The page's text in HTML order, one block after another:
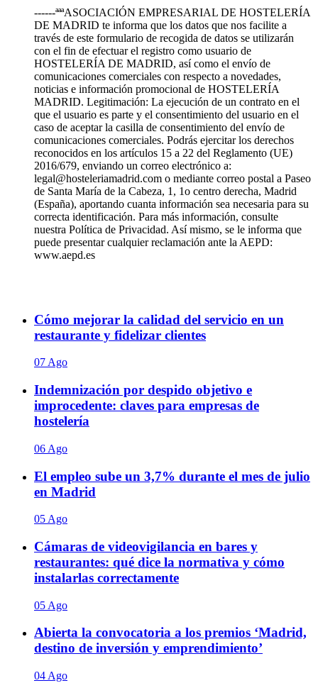
------ªªªASOCIACIÓN EMPRESARIAL DE HOSTELERÍA
DE MADRID te informa que los datos que nos facilite a
través de este formulario de recogida de datos se utilizarán
con el fin de efectuar el registro como usuario de
HOSTELERÍA DE MADRID, así como el envío de
comunicaciones comerciales con respecto a novedades,
noticias e información promocional de HOSTELERÍA
MADRID. Legitimación: La ejecución de un contrato en el
que el usuario es parte y el consentimiento del usuario en el
caso de aceptar la casilla de consentimiento del envío de
comunicaciones comerciales. Podrás ejercitar los derechos
reconocidos en los artículos 15 a 22 del Reglamento (UE)
2016/679, enviando un correo electrónico a:
legal@hosteleriamadrid.com o mediante correo postal a Paseo
de Santa María de la Cabeza, 1, 1o centro derecha, Madrid
(España), aportando cuanta información sea necesaria para su
correcta identificación. Para más información, consulte
nuestra Política de Privacidad. Así mismo, se le informa que
puede presentar cualquier reclamación ante la AEPD:
www.aepd.es
Cómo mejorar la calidad del servicio en un
restaurante y fidelizar clientes
07 Ago
Indemnización por despido objetivo e
improcedente: claves para empresas de
hostelería
06 Ago
El empleo sube un 3,7% durante el mes de julio
en Madrid
05 Ago
Cámaras de videovigilancia en bares y
restaurantes: qué dice la normativa y cómo
instalarlas correctamente
05 Ago
Abierta la convocatoria a los premios ‘Madrid,
destino de inversión y emprendimiento’
04 Ago